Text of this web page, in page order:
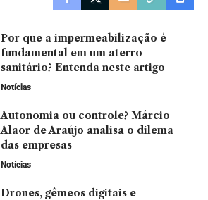
Por que a impermeabilização é
fundamental em um aterro
sanitário? Entenda neste artigo
Notícias
Autonomia ou controle? Márcio
Alaor de Araújo analisa o dilema
das empresas
Notícias
Drones, gêmeos digitais e